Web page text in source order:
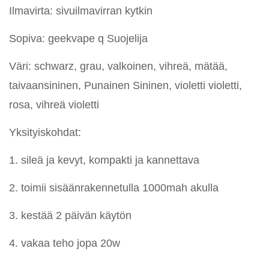
Ilmavirta: sivuilmavirran kytkin
Sopiva: geekvape q Suojelija
Väri: schwarz, grau, valkoinen, vihreä, mätää,
taivaansininen, Punainen Sininen, violetti violetti,
rosa, vihreä violetti
Yksityiskohdat:
1. sileä ja kevyt, kompakti ja kannettava
2. toimii sisäänrakennetulla 1000mah akulla
3. kestää 2 päivän käytön
4. vakaa teho jopa 20w